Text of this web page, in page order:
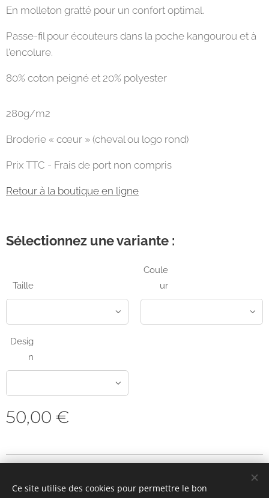
En molleton gratté pour un confort optimal.
Passe-fil pour écouteurs dans la poche kangourou et à
l'encolure.
80% coton peigné et 20% polyester
280g/m2
Broderie « cœur » (cheval ou logo rond)
Prix TTC - Frais de port non compris
Retour à la boutique en ligne
Sélectionnez une variante :
Taille
Coule
ur
Desig
n
50,00 €
Ce site utilise des cookies pour permettre le bon